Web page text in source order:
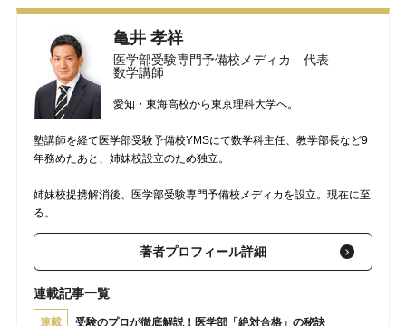
亀井 孝祥
医学部受験専門予備校メディカ 代表
数学講師
愛知・東海高校から東京理科大学へ。
塾講師を経て医学部受験予備校YMSにて数学科主任、教学部長など9
年務めたあと、姉妹校設立のため独立。
姉妹校提携解消後、医学部受験専門予備校メディカを設立。現在に至
る。
著者プロフィール詳細
連載記事一覧
連載 受験のプロが徹底解説！医学部「絶対合格」の秘訣